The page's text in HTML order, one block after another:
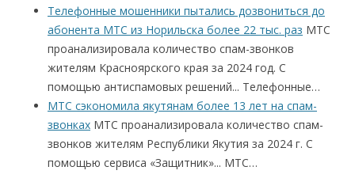
Телефонные мошенники пытались дозвониться до
абонента МТС из Норильска более 22 тыс. раз МТС
проанализировала количество спам-звонков
жителям Красноярского края за 2024 год. С
помощью антиспамовых решений... Телефонные…
МТС сэкономила якутянам более 13 лет на спам-
звонках МТС проанализировала количество спам-
звонков жителям Республики Якутия за 2024 г. С
помощью сервиса «Защитник»... МТС…